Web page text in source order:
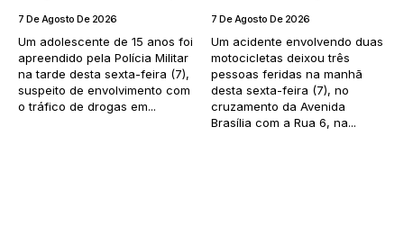
7 De Agosto De 2026
Um adolescente de 15 anos foi
apreendido pela Polícia Militar
na tarde desta sexta-feira (7),
suspeito de envolvimento com
o tráfico de drogas em...
7 De Agosto De 2026
Um acidente envolvendo duas
motocicletas deixou três
pessoas feridas na manhã
desta sexta-feira (7), no
cruzamento da Avenida
Brasília com a Rua 6, na...